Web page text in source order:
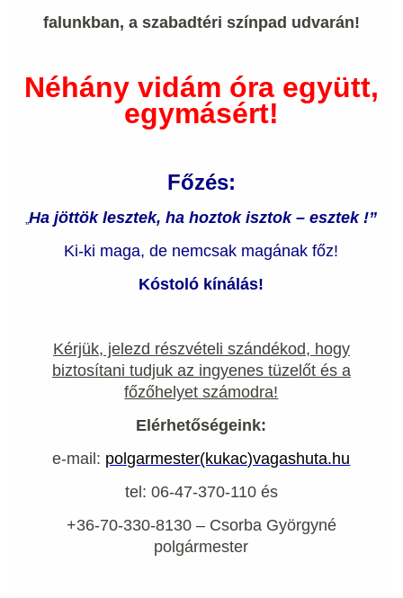
falunkban, a szabadtéri színpad udvarán!
Néhány vidám óra együtt,
egymásért!
Főzés:
„Ha jöttök lesztek, ha hoztok isztok – esztek !”
Ki-ki maga, de nemcsak magának főz!
Kóstoló kínálás!
Kérjük, jelezd részvételi szándékod, hogy
biztosítani tudjuk az ingyenes tüzelőt és a
főzőhelyet számodra!
Elérhetőségeink:
e-mail: polgarmester(kukac)vagashuta.hu
tel: 06-47-370-110 és
+36-70-330-8130 – Csorba Györgyné
polgármester